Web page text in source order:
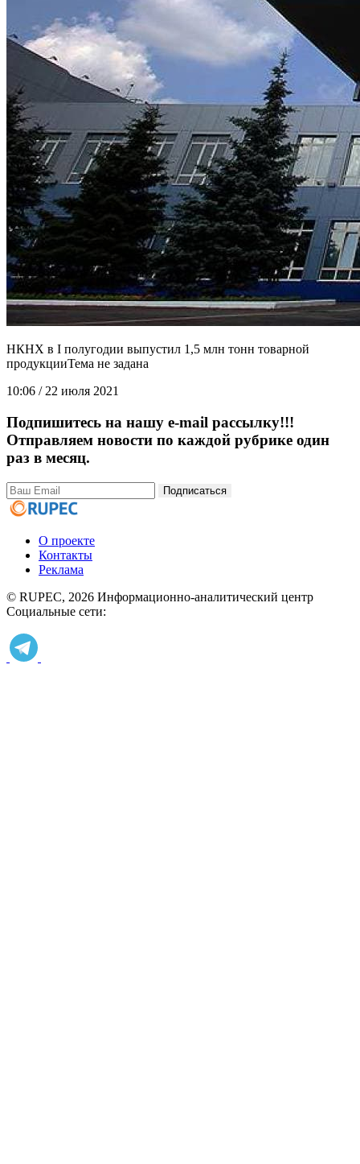
НКНХ в I полугодии выпустил 1,5 млн тонн товарной
продукции
10:06 / 22 июля 2021
Подпишитесь на нашу e-mail рассылку!!!
Отправляем новости по каждой рубрике один
раз в месяц.
Подписаться
О проекте
Контакты
Реклама
© RUPEC, 2026 Информационно-аналитический центр
Социальные сети: